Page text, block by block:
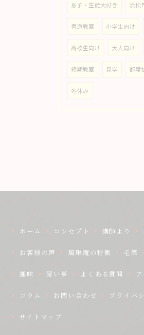
息子・生徒大好き 浜松
書道教室 小学生向け
高校生向け 大人向け
短期教室 見学 都度
冬休み
ホーム コンセプト 講師より
お客様の声 風琳庵の特徴 毛筆
趣味 習い事 よくある質問
コラム お問い合わせ プライバ
サイトマップ